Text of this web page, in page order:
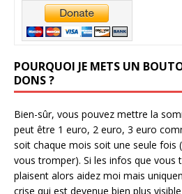
POURQUOI JE METS UN
DONS ?
Bien-sûr, vous pouvez mettre la
peut être 1 euro, 2 euro, 3 euro
soit chaque mois soit une seule fois
vous tromper). Si les infos que vous
plaisent alors aidez moi mais
crise qui est devenue bien plus